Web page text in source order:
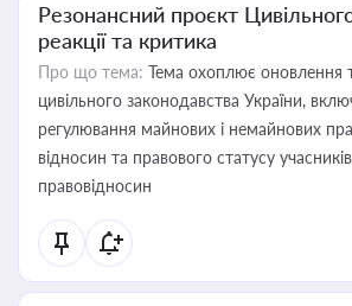
Резонансний проєкт
реакції та критика
Про що тема: Тема охоплює оновлення
цивільного законодавства України,
регулювання майнових і немайнових
відносин та правового статусу
правовідносин